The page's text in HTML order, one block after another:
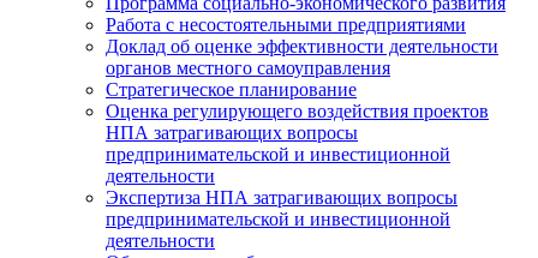
Работа с несостоятельными предприятиями
Доклад об оценке эффективности деятельности
органов местного самоуправления
Стратегическое планирование
Оценка регулирующего воздействия проектов
НПА затрагивающих вопросы
предпринимательской и инвестиционной
деятельности
Экспертиза НПА затрагивающих вопросы
предпринимательской и инвестиционной
деятельности